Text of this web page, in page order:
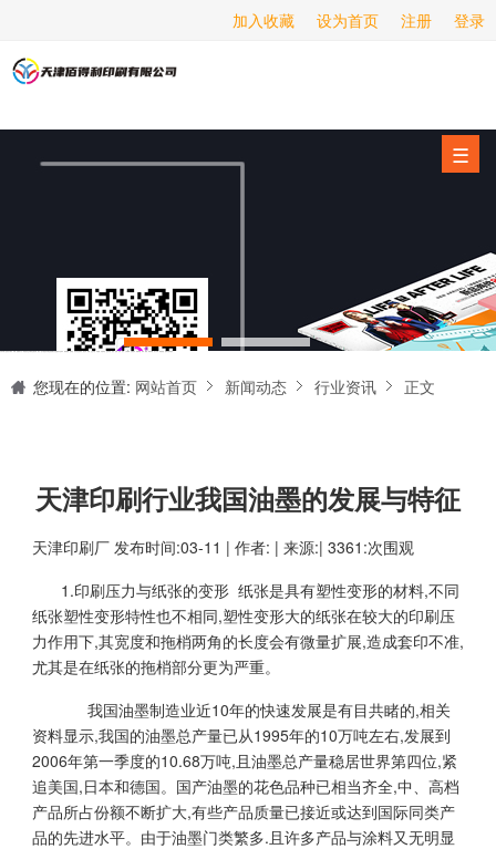
登录
注册
设为首页
加入收藏
☰
海报印刷
服务项目
新闻动态
关于我们
联系我们
您现在的位置: 网站首页 新闻动态 行业资讯 正文
天津印刷行业我国油墨的发展与特征
天津印刷厂 发布时间:03-11 | 作者: | 来源:| 3361:次围观
1.印刷压力与纸张的变形 纸张是具有塑性变形的材料,不同
纸张塑性变形特性也不相同,塑性变形大的纸张在较大的印刷压
力作用下,其宽度和拖梢两角的长度会有微量扩展,造成套印不准,
尤其是在纸张的拖梢部分更为严重。
我国油墨制造业近10年的快速发展是有目共睹的,相关
资料显示,我国的油墨总产量已从1995年的10万吨左右,发展到
2006年第一季度的10.68万吨,且油墨总产量稳居世界第四位,紧
追美国,日本和德国。国产油墨的花色品种已相当齐全,中、高档
产品所占份额不断扩大,有些产品质量已接近或达到国际同类产
品的先进水平。由于油墨门类繁多.且许多产品与涂料又无明显